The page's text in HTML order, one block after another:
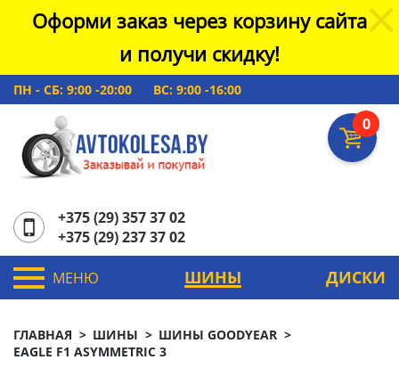
Оформи заказ через корзину сайта
и получи скидку!
ПН - СБ: 9:00 -20:00 ВС: 9:00 -16:00
0
+375 (29) 357 37 02
+375 (29) 237 37 02
МЕНЮ ШИНЫ ДИСКИ
ГЛАВНАЯ ШИНЫ
ШИНЫ GOODYEAR
EAGLE F1 ASYMMETRIC 3